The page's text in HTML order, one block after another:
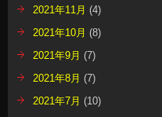
2021年11月 (4)
2021年10月 (8)
2021年9月 (7)
2021年8月 (7)
2021年7月 (10)